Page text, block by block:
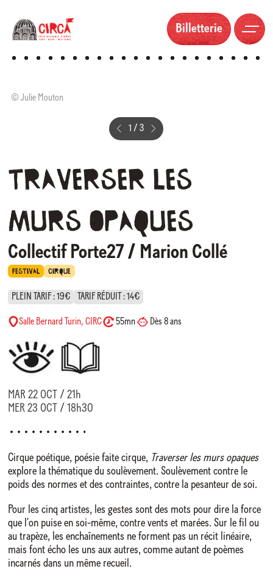
Billetterie
1 /3
Traverser les
murs opaques
Collectif Porte27 / Marion Collé
FESTIVAL CIRQUE
PLEIN TARIF : 19€ TARIF RÉDUIT : 14€
Salle Bernard Turin, CIRC 55mn Dès 8 ans
MAR 22 OCT / 21h
MER 23 OCT / 18h30
Cirque poétique, poésie faite cirque, Traverser les murs opaques
explore la thématique du soulèvement. Soulèvement contre le
poids des normes et des contraintes, contre la pesanteur de soi.
Pour les cinq artistes, les gestes sont des mots pour dire la force
que l’on puise en soi-même, contre vents et marées. Sur le fil ou
au trapèze, les enchaînements ne forment pas un récit linéaire,
mais font écho les uns aux autres, comme autant de poèmes
incarnés dans un même recueil.